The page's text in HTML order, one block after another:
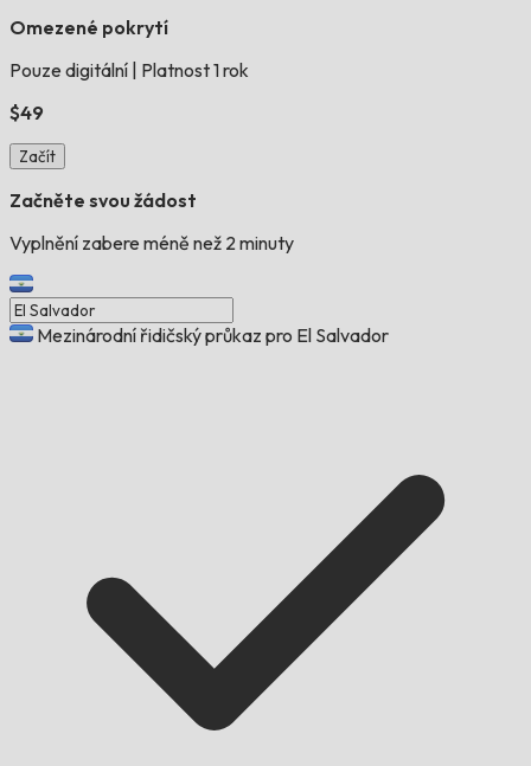
Omezené pokrytí
Pouze digitální Platnost 1 rok
$49
Začít
Začněte svou žádost
Vyplnění zabere méně než 2 minuty
Mezinárodní řidičský průkaz pro El Salvador